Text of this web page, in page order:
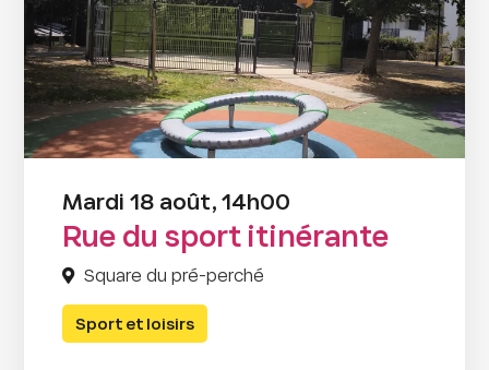
Mardi 18 août, 14h00
Rue du sport itinérante
Square du pré-perché
Sport et loisirs